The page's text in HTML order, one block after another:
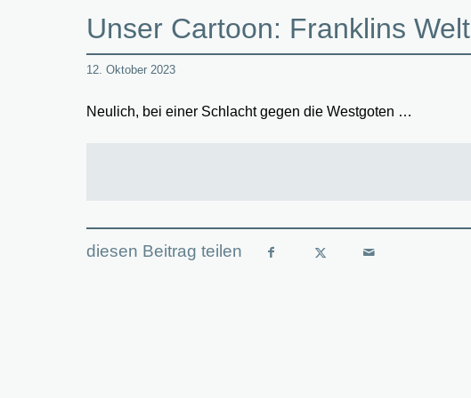
Unser Cartoon: Franklins Welt
12. Oktober 2023
Neulich, bei einer Schlacht gegen die Westgoten …